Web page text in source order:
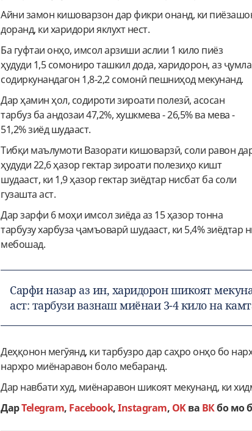
Айни замон кишоварзон дар фикри онанд, ки
доранд, ки харидори яклухт нест.
Ба гуфтаи онҳо, имсол арзиши аслии 1 кило пиёз
ҳудуди 1,5 сомониро ташкил дода, харидорон, аз ҷумла
содиркунандагон 1,8-2,2 сомонӣ пешниҳод мекунанд.
Дар ҳамин ҳол, содироти зироати полезӣ, асосан
тарбуз ба андозаи 47,2%, хушкмева - 26,5% ва мева -
51,2% зиёд шудааст.
Тибқи маълумоти Вазорати кишоварзӣ, соли равон
ҳудуди 22,6 ҳазор гектар зироати полезиҳо кишт
шудааст, ки 1,9 ҳазор гектар зиёдтар нисбат ба соли
гузашта аст.
Дар зарфи 6 моҳи имсол зиёда аз 15 ҳазор тонна
тарбузу харбуза ҷамъоварӣ шудааст, ки 5,4% зиёдтар
мебошад.
Сарфи назар аз ин, харидорон шикоят
аст: тарбузи вазнаш миёнаи 3-4 кило на
Деҳқонон мегӯянд, ки тарбузро дар саҳро онҳо бо
нархро миёнаравон боло мебаранд.
Дар навбати худ, миёнаравон шикоят мекунанд, ки
ДарTelegram, Facebook,Instagram, OKва ВКбо мо